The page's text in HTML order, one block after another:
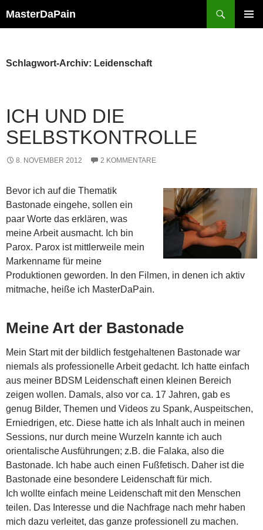
Inhalt
MasterDaPain
Schlagwort-Archiv: Leidenschaft
ICH UND DIE
SELBSTKONTROLLE
8. NOVEMBER 2012 2 KOMMENTARE
Bevor ich auf die Thematik
Bastonade eingehe, sollen ein
paar Worte das erklären, was
meine Arbeit ausmacht. Ich bin
Parox. Parox ist mittlerweile mein
Markenname für meine
Produktionen geworden. In den Filmen, in denen ich aktiv
mitmache, heiße ich MasterDaPain.
Meine Art der Bastonade
Mein Start mit der bildlich festgehaltenen Bastonade war
niemals als professionelle Arbeit gedacht. Ich hatte einfach
aus meiner BDSM Leidenschaft einen kleinen Bereich
zeigen wollen. Damals, also vor ca. 17 Jahren, gab es
genug Bilder, Themen und Videos zu Spank, Auspeitschen,
Erniedrigen, etc. Diese hatte ich als Inhalt auch in meinen
Sessions, nur durch meine Wurzeln kannte ich auch
orientalische Ausführungen; z.B. die Falaka, also die
Bastonade. Ich habe auch einen Fußfetisch. Daher ist die
Bastonade eine besondere Leidenschaft für mich.
Ich wollte einfach meine Leidenschaft mit den Menschen
teilen. Das Interesse und die Nachfrage nach mehr haben
mich dazu verleitet, das ganze professionell zu machen.